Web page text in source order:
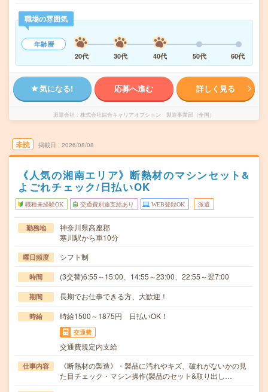
職場の雰囲気
年齢層
20代
30代 40代 50代 60代
気になる! 応募へ進む 詳しく見る
派遣会社 株式会社綜合キャリアオプション 製造事業部（全国）
未読 掲載日 2026/08/08
《人気の湘南エリア》断熱材のマシンセット&
よごれチェック/日払いOK
職種未経験OK 交通費別途支給あり WEB登録OK 派遣
勤務地
神奈川県高座郡
寒川駅から車10分
曜日頻度 シフト制
時間 (3交替)6:55～15:00、14:55～23:00、22:55～翌7:00
期間 長期でお仕事できる方、大歓迎！
時給 時給1500～1875円 日払いOK！
交通費
交通費規定内支給
仕事内容
《断熱材の製造》・製品に汚れやキズ、破れがないかの見
た目チェック・マシン操作(製品のセット&取り出し…